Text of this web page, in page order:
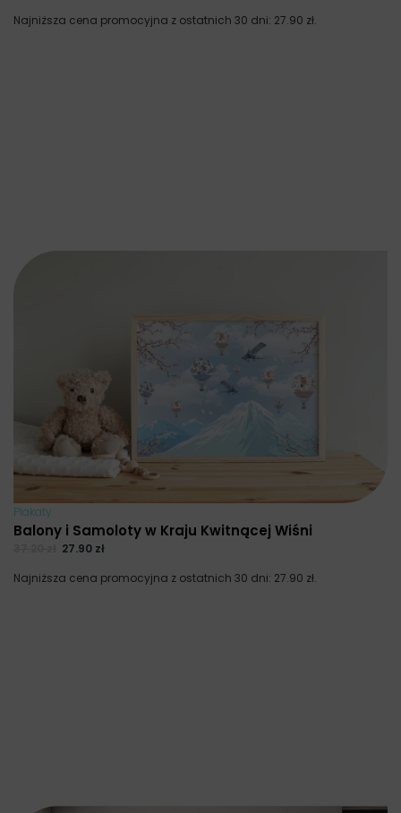
Najniższa cena promocyjna z ostatnich 30 dni: 27.90 zł.
Plakaty
Balony i Samoloty w Kraju Kwitnącej Wiśni
27.90 zł
Najniższa cena promocyjna z ostatnich 30 dni: 27.90 zł.